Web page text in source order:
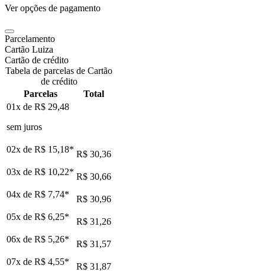
Ver opções de pagamento
Parcelamento
Cartão Luiza
Cartão de crédito
Tabela de parcelas de Cartão
de crédito
Parcelas
Total
01x de R$ 29,48
sem juros
02x de R$ 15,18* R$ 30,36
03x de R$ 10,22* R$ 30,66
04x de R$ 7,74*
R$ 30,96
05x de R$ 6,25*
R$ 31,26
06x de R$ 5,26*
R$ 31,57
07x de R$ 4,55*
R$ 31,87